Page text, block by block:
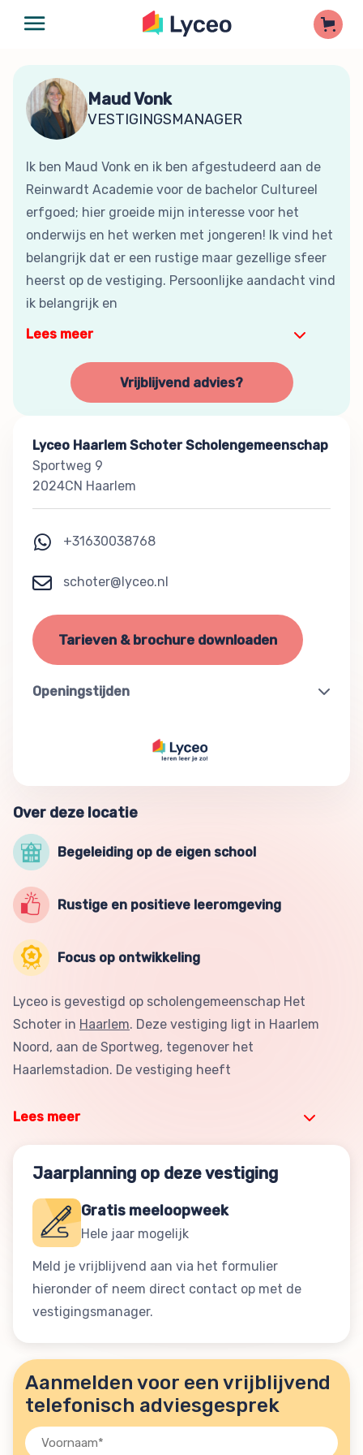
Maud Vonk
VESTIGINGSMANAGER
Ik ben Maud Vonk en ik ben afgestudeerd aan de
Reinwardt Academie voor de bachelor Cultureel
erfgoed; hier groeide mijn interesse voor het
onderwijs en het werken met jongeren! Ik vind het
belangrijk dat er een rustige maar gezellige sfeer
heerst op de vestiging. Persoonlijke aandacht vind
ik belangrijk en
Lees meer
Vrijblijvend advies?
Lyceo Haarlem Schoter Scholengemeenschap
Sportweg 9
2024CN Haarlem
+31630038768
schoter@lyceo.nl
Tarieven & brochure downloaden
Openingstijden
Over deze locatie
Begeleiding op de eigen school
Rustige en positieve leeromgeving
Focus op ontwikkeling
Lyceo is gevestigd op scholengemeenschap Het
Schoter in Haarlem. Deze vestiging ligt in Haarlem
Noord, aan de Sportweg, tegenover het
Haarlemstadion. De vestiging heeft
Lees meer
Jaarplanning op deze vestiging
Gratis meeloopweek
Hele jaar mogelijk
Meld je vrijblijvend aan via het formulier
hieronder of neem direct contact op met de
vestigingsmanager.
Aanmelden voor een vrijblijvend
telefonisch adviesgesprek
Voornaam